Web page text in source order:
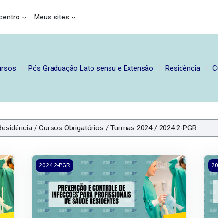
Meus sites
Pós Graduação Lato sensu e Extensão Residência
Relacionadas à Assistência à Saúde para Médicos
2024.2/PGR - Prevenção e Controle de Infecções para
2024.2-PGR